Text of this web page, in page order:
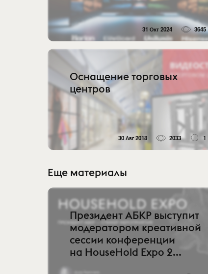
31 Окт 2024 3645
Оснащение торговых
центров
30 Авг 2018 2033 1
Еще материалы
Президент АБКР выступит
модератором креативной
сессии конференции
на HouseHold Expo 2...